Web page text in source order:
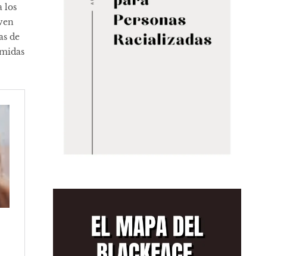
los
de